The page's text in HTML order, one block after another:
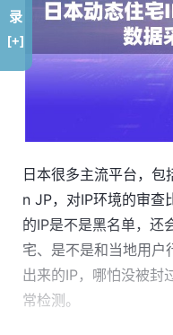
日本很多主流平台，
n JP，对IP环境的审查
的IP是不是黑名单，还
宅、是不是和当地用户
出来的IP，哪怕没被封
常检测。
录
[+]